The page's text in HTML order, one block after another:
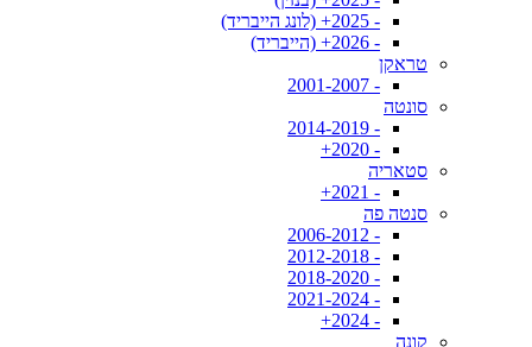
- 2025+ (לונג הייבריד)
- 2026+ (הייבריד)
טראקן
- 2001-2007
סונטה
- 2014-2019
- 2020+
סטאריה
- 2021+
סנטה פה
- 2006-2012
- 2012-2018
- 2018-2020
- 2021-2024
- 2024+
קונה